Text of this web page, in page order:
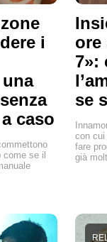
i
caso
come se il
ore
7»:
se
con cui
fare
già